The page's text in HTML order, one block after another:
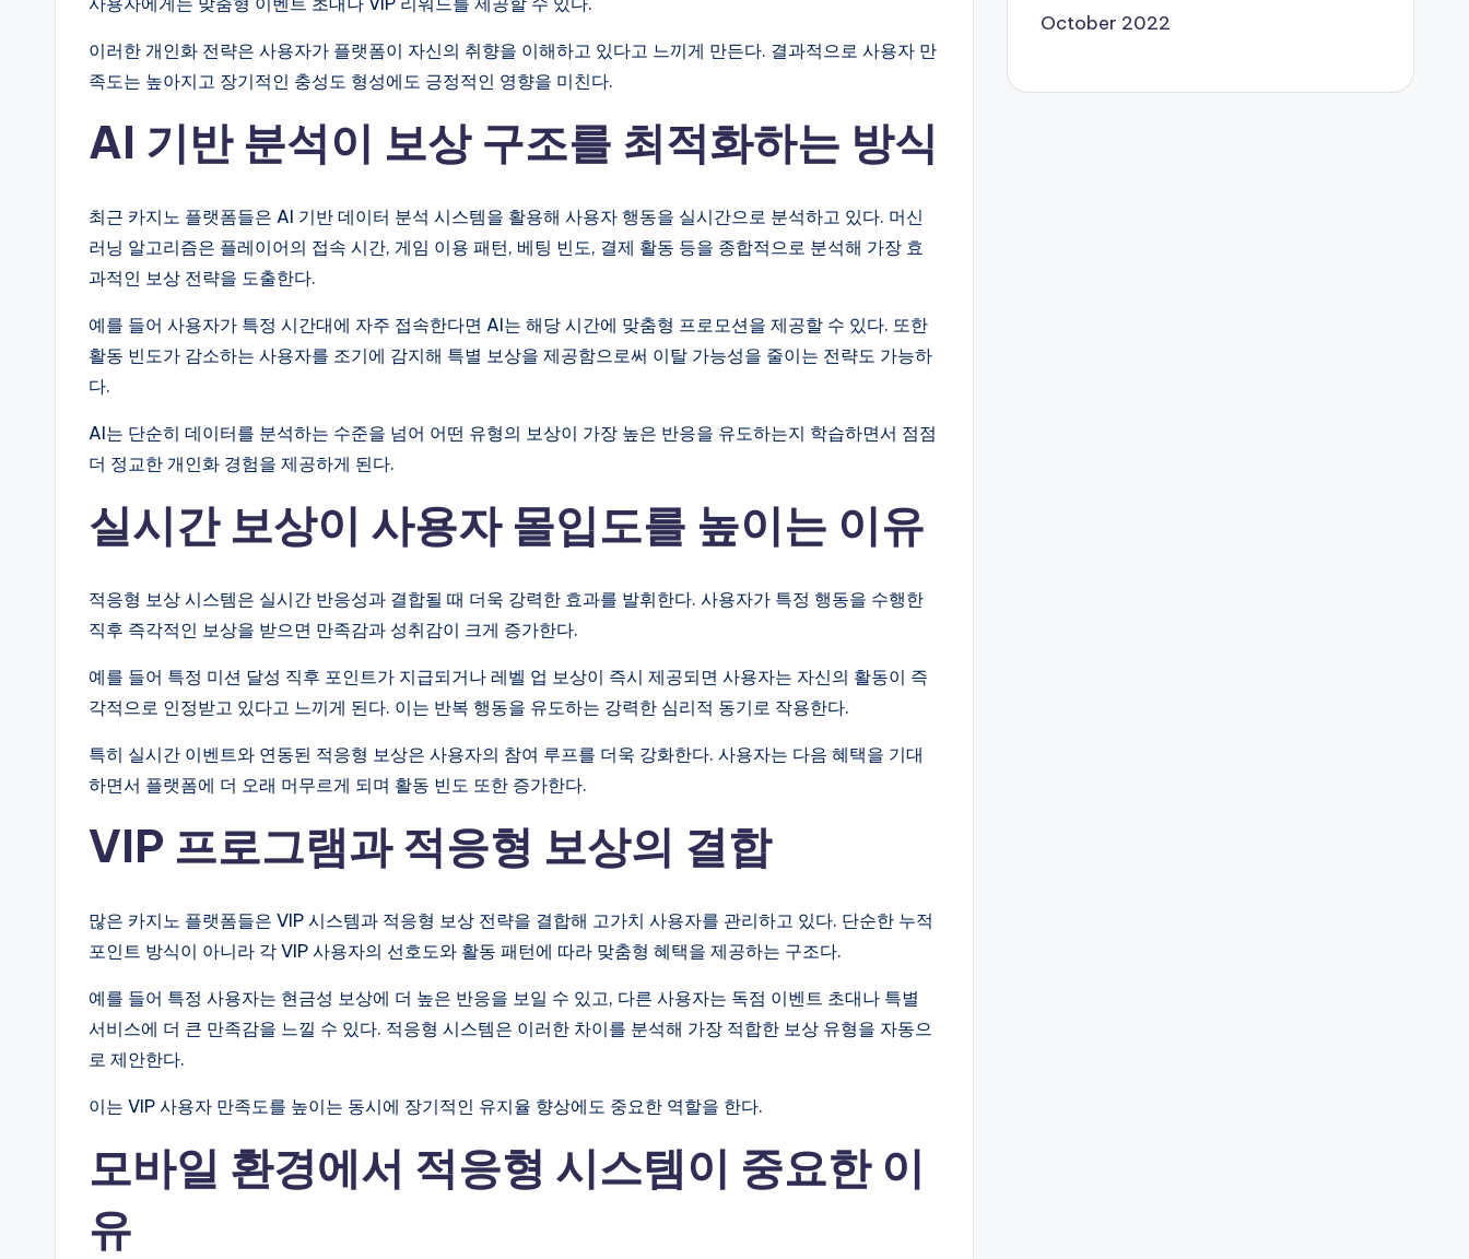
이러한 개인화 전략은 사용자가 플랫폼이 자신의 취향을 이해하고 있다고 느끼게 만든다. 결과적으로 사용자 만
족도는 높아지고 장기적인 충성도 형성에도 긍정적인 영향을 미친다.
AI 기반 분석이 보상 구조를 최적화하는 방식
최근 카지노 플랫폼들은 AI 기반 데이터 분석 시스템을 활용해 사용자 행동을 실시간으로 분석하고 있다. 머신
러닝 알고리즘은 플레이어의 접속 시간, 게임 이용 패턴, 베팅 빈도, 결제 활동 등을 종합적으로 분석해 가장 효
과적인 보상 전략을 도출한다.
예를 들어 사용자가 특정 시간대에 자주 접속한다면 AI는 해당 시간에 맞춤형 프로모션을 제공할 수 있다. 또한
활동 빈도가 감소하는 사용자를 조기에 감지해 특별 보상을 제공함으로써 이탈 가능성을 줄이는 전략도 가능하
다.
AI는 단순히 데이터를 분석하는 수준을 넘어 어떤 유형의 보상이 가장 높은 반응을 유도하는지 학습하면서 점점
더 정교한 개인화 경험을 제공하게 된다.
실시간 보상이 사용자 몰입도를 높이는 이유
적응형 보상 시스템은 실시간 반응성과 결합될 때 더욱 강력한 효과를 발휘한다. 사용자가 특정 행동을 수행한
직후 즉각적인 보상을 받으면 만족감과 성취감이 크게 증가한다.
예를 들어 특정 미션 달성 직후 포인트가 지급되거나 레벨 업 보상이 즉시 제공되면 사용자는 자신의 활동이 즉
각적으로 인정받고 있다고 느끼게 된다. 이는 반복 행동을 유도하는 강력한 심리적 동기로 작용한다.
특히 실시간 이벤트와 연동된 적응형 보상은 사용자의 참여 루프를 더욱 강화한다. 사용자는 다음 혜택을 기대
하면서 플랫폼에 더 오래 머무르게 되며 활동 빈도 또한 증가한다.
VIP 프로그램과 적응형 보상의 결합
많은 카지노 플랫폼들은 VIP 시스템과 적응형 보상 전략을 결합해 고가치 사용자를 관리하고 있다. 단순한 누적
포인트 방식이 아니라 각 VIP 사용자의 선호도와 활동 패턴에 따라 맞춤형 혜택을 제공하는 구조다.
예를 들어 특정 사용자는 현금성 보상에 더 높은 반응을 보일 수 있고, 다른 사용자는 독점 이벤트 초대나 특별
서비스에 더 큰 만족감을 느낄 수 있다. 적응형 시스템은 이러한 차이를 분석해 가장 적합한 보상 유형을 자동으
로 제안한다.
이는 VIP 사용자 만족도를 높이는 동시에 장기적인 유지율 향상에도 중요한 역할을 한다.
모바일 환경에서 적응형 시스템이 중요한 이
유
October 2022